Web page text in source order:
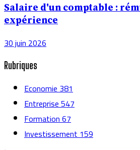
Salaire d'un comptable :
expérience
30 juin 2026
Rubriques
Economie381
Entreprise547
Formation67
Investissement159